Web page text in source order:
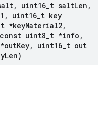
, uint16 t saltLen ,
, uint16 t key
t *keyMaterial2,
const uint8 t *info ,
Key, uint16 t out
Len)